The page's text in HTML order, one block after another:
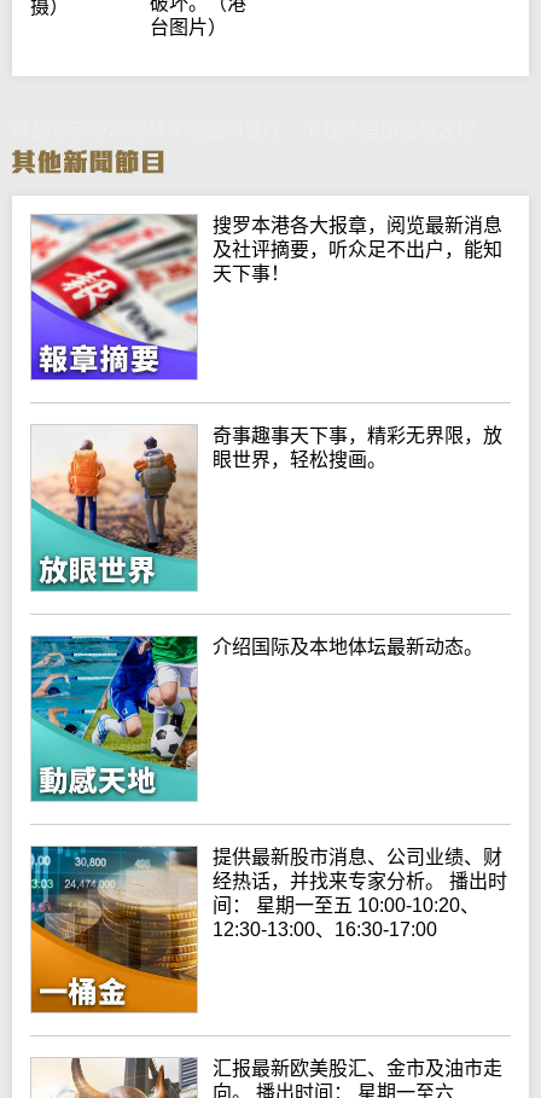
摄）
台图片）
搜罗本港各大报章，阅览最新消息
及社评摘要，听众足不出户，能知
天下事！
奇事趣事天下事，精彩无界限，放
眼世界，轻松搜画。
介绍国际及本地体坛最新动态。
提供最新股市消息、公司业绩、财
经热话，并找来专家分析。 播出时
间： 星期一至五 10:00-10:20、
12:30-13:00、16:30-17:00
汇报最新欧美股汇、金市及油市走
向。 播出时间： 星期一至六